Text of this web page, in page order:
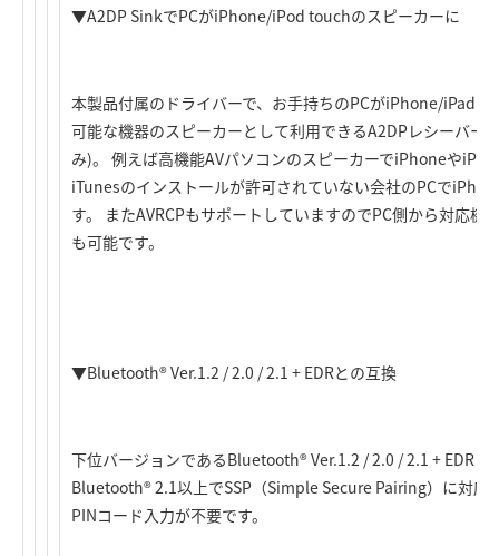
▼A2DP SinkでPCがiPhone/iPod touchのスピーカーに
本製品付属のドライバーで、お手持ちのPCがiPhone/iPad
可能な機器のスピーカーとして利用できるA2DPレシーバー
み)。 例えば高機能AVパソコンのスピーカーでiPhoneや
iTunesのインストールが許可されていない会社のPCで
す。 またAVRCPもサポートしていますのでPC側から対応機
も可能です。
▼Bluetooth® Ver.1.2 / 2.0 / 2.1 + EDRとの互換
下位バージョンであるBluetooth® Ver.1.2 / 2.0 / 2.1 + EDRと
Bluetooth® 2.1以上でSSP（Simple Secure Pairing）に対応
PINコード入力が不要です。